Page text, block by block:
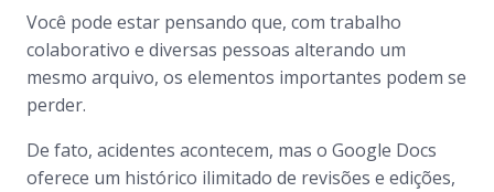
Você pode estar pensando que, com trabalho
colaborativo e diversas pessoas alterando um
mesmo arquivo, os elementos importantes podem se
perder.
De fato, acidentes acontecem, mas o Google Docs
oferece um histórico ilimitado de revisões e edições,